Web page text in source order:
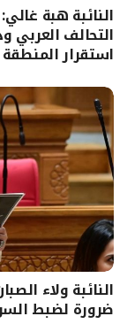
النائبة هبة
التحالف العربي
استقرار المنطقة
النائبة ولاء
ضرورة لضبط